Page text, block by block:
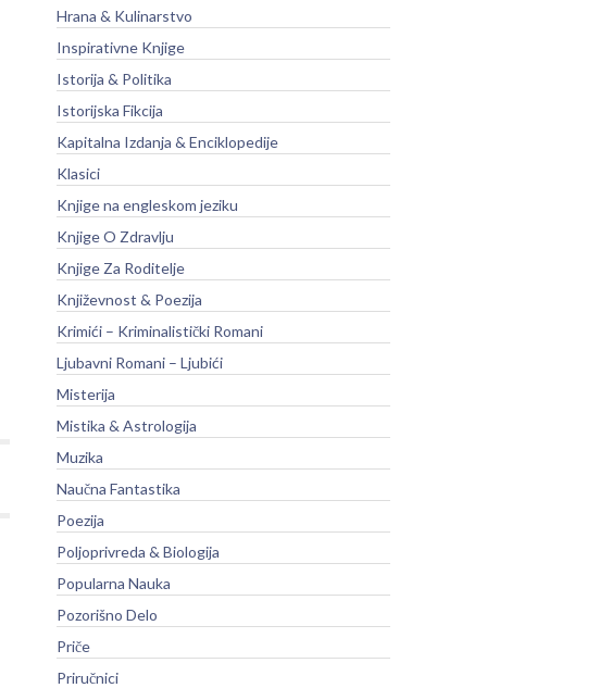
Hrana & Kulinarstvo
Inspirativne Knjige
Istorija & Politika
Istorijska Fikcija
Kapitalna Izdanja & Enciklopedije
Klasici
Knjige na engleskom jeziku
Knjige O Zdravlju
Knjige Za Roditelje
Književnost & Poezija
Krimići – Kriminalistički Romani
Ljubavni Romani – Ljubići
Misterija
Mistika & Astrologija
Muzika
Naučna Fantastika
Poezija
Poljoprivreda & Biologija
Popularna Nauka
Pozorišno Delo
Priče
Priručnici